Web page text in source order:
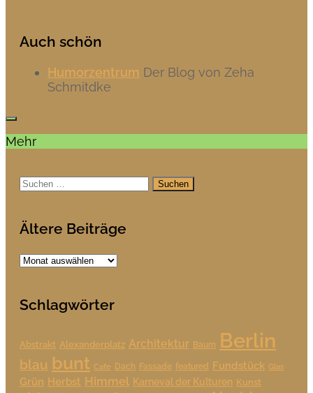
Auch schön
Humorzentrum Der Blog von Zeha
Schmitdke
Mehr
Suchen
Ältere Beiträge
Ältere
Schlagwörter
Abstrakt Alexanderplatz Architektur Baum Berlin
blau bunt Cafe Dach Fassade featured Fundstück Glas
Grün Herbst Himmel Karneval der Kulturen Kunst